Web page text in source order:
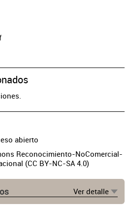
abierto
Reconocimiento-NoComercial-
(CC BY-NC-SA 4.0)
Ver detalle